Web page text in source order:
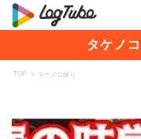
タケノ
TOP > タケノコ掘り